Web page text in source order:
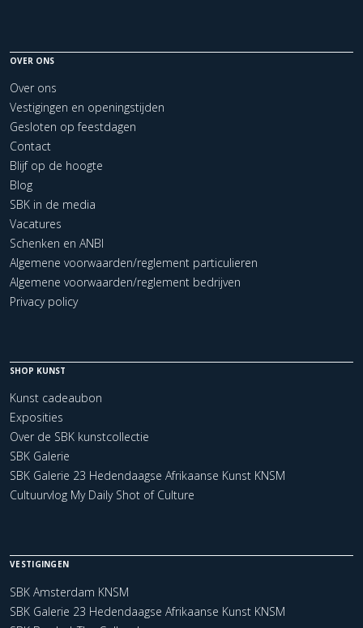
OVER ONS
Over ons
Vestigingen en openingstijden
Gesloten op feestdagen
Contact
Blijf op de hoogte
Blog
SBK in de media
Vacatures
Schenken en ANBI
Algemene voorwaarden/reglement particulieren
Algemene voorwaarden/reglement bedrijven
Privacy policy
SHOP KUNST
Kunst cadeaubon
Exposities
Over de SBK kunstcollectie
SBK Galerie
SBK Galerie 23 Hedendaagse Afrikaanse Kunst KNSM
Cultuurvlog My Daily Shot of Culture
VESTIGINGEN
SBK Amsterdam KNSM
SBK Galerie 23 Hedendaagse Afrikaanse Kunst KNSM